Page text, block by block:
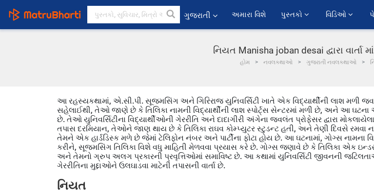
ગુજરાતી અમારા વિશે પુસ્તકો વિડિઓ
નિયત Manisha joban desai દ્વારા વાર્તા
હોમ નવલકથાઓ ગુજરાતી નવલકથાઓ
આ રહસ્યકથામાં, એ.સી.પી. સૂજ્મસિંગ અને ગિરિરાજ યુનિવર્સિટી ખાતે એક વિદ્યાર્થીની લાશ મળી
સહેલાઈથી, તેઓ જાણે છે કે તિલિકા નામની વિદ્યાર્થીની લાશ સ્પોર્ટ્સ સેન્ટરમાં મળી છે, અને આ ઘટના
છે. તેઓ યુનિવર્સિટીના વિદ્યાર્થીઓની ગેરરીતિ અને દાદાગીરી અંગેના જ્વલંત પ્રોફેસર દ્વારા
તપાસ દરમિયાન, તેઓને જાણ થાય છે કે તિલિકા રાઘવ કોમ્પ્યુટર સ્ટુડન્ટ હતી, અને તેણી દિવસે રમવા
તેમને એક હાર્ડડિસ્ક મળે છે જેમાં ટેલિફોન નંબર અને પાર્ટીના ફોટા હોય છે. આ ઘટનામાં, ગોગ્સ નામના
કરીને, સૂજ્મસિંગ તિલિકા વિશે વધુ માહિતી મેળવવા પ્રયાસ કરે છે. ગોગ્સ જણાવે છે કે તિલિકા એક
અને તેમનો ગ્રુપ અલગ પ્રકારની પ્રવૃત્તિઓમાં સમાવિષ્ટ છે. આ કથામાં યુનિવર્સિટી જીવનની
ગેરરીતિના મુદ્દાઓને ઉલઘાડવા માટેની તપાસની વાર્તા છે.
નિયત